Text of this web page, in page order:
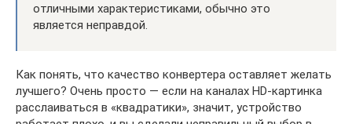
отличными характеристиками, обычно это
является неправдой.
Как понять, что качество конвертера оставляет желать
лучшего? Очень просто — если на каналах HD-картинка
расслаиваться в «квадратики», значит, устройство